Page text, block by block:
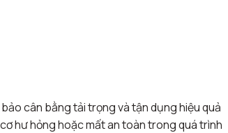
cân bằng tải trọng và tận dụng hiệu quả
hư hỏng hoặc mất an toàn trong quá trình